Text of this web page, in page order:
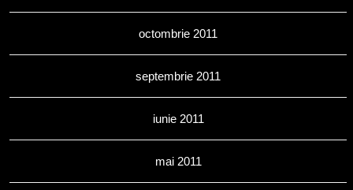
octombrie 2011
septembrie 2011
iunie 2011
mai 2011